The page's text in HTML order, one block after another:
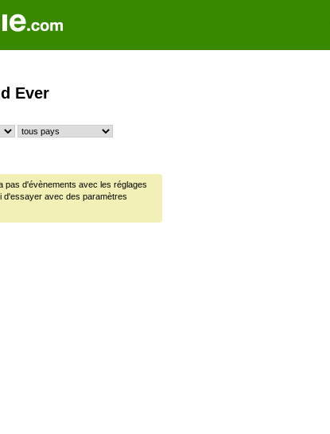
Ever
pas d'évènements avec les réglages
d'essayer avec des paramètres